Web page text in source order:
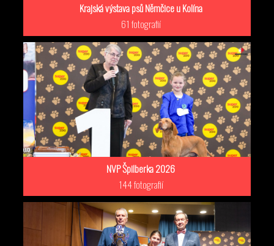
Krajská výstava psů Němčice u Kolína
61 fotografií
NVP Špilberka 2026
144 fotografií